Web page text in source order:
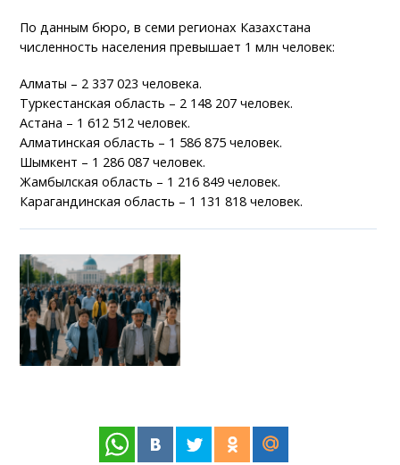
По данным бюро, в семи регионах Казахстана
численность населения превышает 1 млн человек:
Алматы – 2 337 023 человека.
Туркестанская область – 2 148 207 человек.
Астана – 1 612 512 человек.
Алматинская область – 1 586 875 человек.
Шымкент – 1 286 087 человек.
Жамбылская область – 1 216 849 человек.
Карагандинская область – 1 131 818 человек.